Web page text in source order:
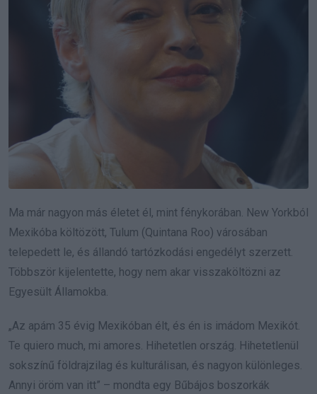
Ma már nagyon más életet él, mint fénykorában. New Yorkból
Mexikóba költözött, Tulum (Quintana Roo) városában
telepedett le, és állandó tartózkodási engedélyt szerzett.
Többször kijelentette, hogy nem akar visszaköltözni az
Egyesült Államokba.
„Az apám 35 évig Mexikóban élt, és én is imádom Mexikót.
Te quiero much, mi amores. Hihetetlen ország. Hihetetlenül
sokszínű földrajzilag és kulturálisan, és nagyon különleges.
Annyi öröm van itt” – mondta egy Bűbájos boszorkák